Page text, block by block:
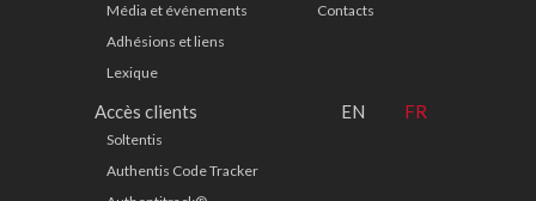
Média et événements
Adhésions et liens
Lexique
Contacts
Accès clients
Soltentis
Authentis Code Tracker
EN FR